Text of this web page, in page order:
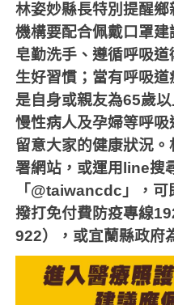
林姿妙縣長特別提醒
機構要配合佩戴口罩
皂勤洗手、遵循呼吸
生好習慣；當有呼吸
是自身或親友為65歲
慢性病人及孕婦等呼吸
留意大家的健康狀況
署網站，或運用 line搜
「 @taiwancdc 」，
撥打免付費防疫專線
922），或宜蘭縣政府